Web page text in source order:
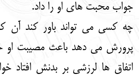
جواب محبت های او را داد.
چه کسی می تواند باور کند آن
پرورش می دهد باعث مصیبت او
اتفاق ها لرزشی بر بدنش افتاد